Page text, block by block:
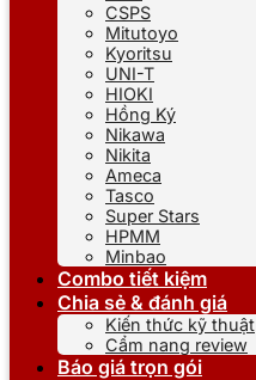
CSPS
Mitutoyo
Kyoritsu
UNI-T
HIOKI
Hồng Ký
Nikawa
Nikita
Ameca
Tasco
Super Stars
HPMM
Minbao
Combo tiết kiệm
Chia sẻ & đánh giá
Kiến thức kỹ thuật
Cẩm nang review
Báo giá trọn gói